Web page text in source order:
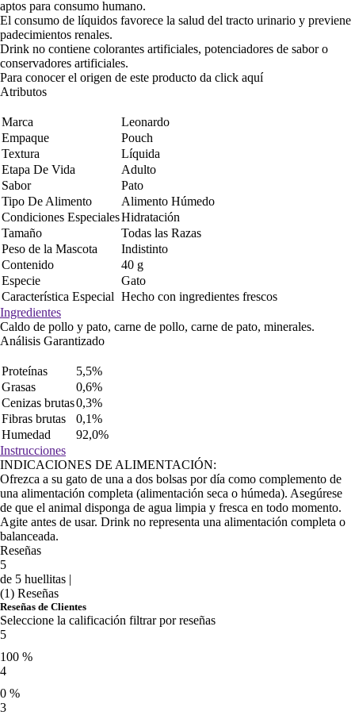
aptos para consumo humano.
El consumo de líquidos favorece la salud del tracto urinario y previene
padecimientos renales.
Drink no contiene colorantes artificiales, potenciadores de sabor o
conservadores artificiales.
Para conocer el origen de este producto da click aquí
Atributos
Marca
Leonardo
Empaque
Pouch
Textura
Líquida
Etapa De Vida
Adulto
Sabor
Pato
Tipo De Alimento
Alimento Húmedo
Condiciones EspecialesHidratación
Tamaño
Todas las Razas
Peso de la Mascota
Indistinto
Contenido
40 g
Especie
Gato
Característica Especial Hecho con ingredientes frescos
Ingredientes
Caldo de pollo y pato, carne de pollo, carne de pato, minerales.
Análisis Garantizado
Proteínas
5,5%
Grasas
0,6%
Cenizas brutas0,3%
Fibras brutas
0,1%
Humedad
92,0%
Instrucciones
INDICACIONES DE ALIMENTACIÓN:
Ofrezca a su gato de una a dos bolsas por día como complemento de
una alimentación completa (alimentación seca o húmeda). Asegúrese
de que el animal disponga de agua limpia y fresca en todo momento.
Agite antes de usar. Drink no representa una alimentación completa o
balanceada.
Reseñas
5
de 5 huellitas |
(1) Reseñas
Reseñas de Clientes
Seleccione la calificación filtrar por reseñas
5
100 %
4
0 %
3